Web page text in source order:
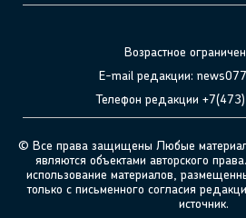
Возрастное
E-mail редакции:
Телефон редакции
© Все права защищены Любые
являются объектами авторского
использование материалов,
только с письменного согласия
источник.